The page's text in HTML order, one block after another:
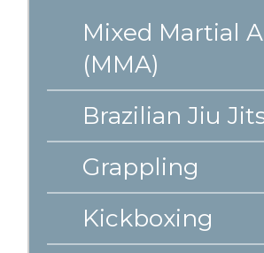
Mixed Martial
(MMA)
Brazilian Jiu
Grappling
Kickboxing